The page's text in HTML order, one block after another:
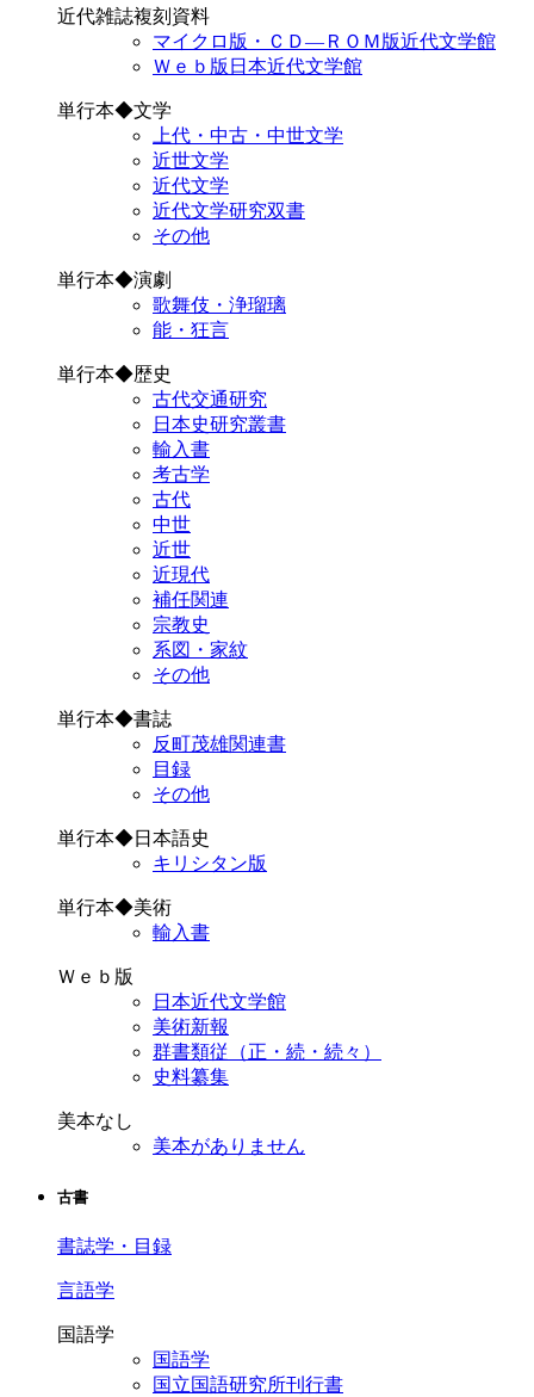
近代雑誌複刻資料
マイクロ版・ＣＤ―ＲＯＭ版近代文学館
Ｗｅｂ版日本近代文学館
単行本◆文学
上代・中古・中世文学
近世文学
近代文学
近代文学研究双書
その他
単行本◆演劇
歌舞伎・浄瑠璃
能・狂言
単行本◆歴史
古代交通研究
日本史研究叢書
輸入書
考古学
古代
中世
近世
近現代
補任関連
宗教史
系図・家紋
その他
単行本◆書誌
反町茂雄関連書
目録
その他
単行本◆日本語史
キリシタン版
単行本◆美術
輸入書
Ｗｅｂ版
日本近代文学館
美術新報
群書類従（正・続・続々）
史料纂集
美本なし
美本がありません
古書
書誌学・目録
言語学
国語学
国語学
国立国語研究所刊行書